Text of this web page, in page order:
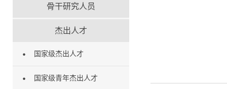
骨干研究人员
杰出人才
国家级杰出人才
国家级青年杰出人才